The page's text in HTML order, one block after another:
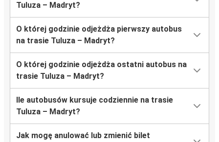
Tuluza – Madryt?
O której godzinie odjeżdża pierwszy autobus
na trasie Tuluza – Madryt?
O której godzinie odjeżdża ostatni autobus na
trasie Tuluza – Madryt?
Ile autobusów kursuje codziennie na trasie
Tuluza – Madryt?
Jak mogę anulować lub zmienić bilet